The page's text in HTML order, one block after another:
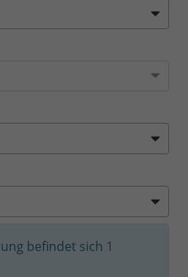
befindet sich 1